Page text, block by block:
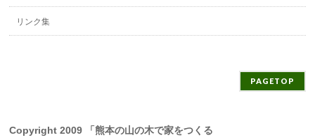
リンク集
PAGETOP
Copyright 2009 「熊本の山の木で家をつくる